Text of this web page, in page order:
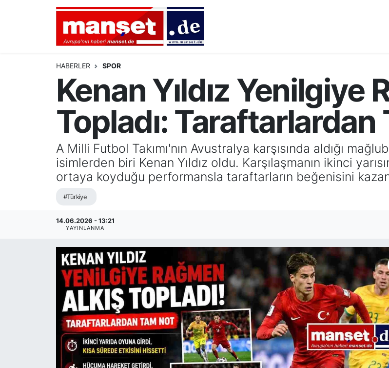
HABERLER SPOR
Kenan Yıldız Yenilgiye
Topladı: Taraftarlardan
A Milli Futbol Takımı'nın Avustralya karşısında aldığı
isimlerden biri Kenan Yıldız oldu. Karşılaşmanın ikinci
ortaya koyduğu performansla taraftarların beğenisini
#Türkiye
14.06.2026 - 13:21
YAYINLANMA
AVRUPA
ALMANYA
TÜRKİYE
Nöbetçi Eczaneler
Hava Durumu
Namaz Vakitleri
Trafik Durumu
Puan Durumu ve Fikstür
Tüm Manşetler
Son Dakika Haberleri